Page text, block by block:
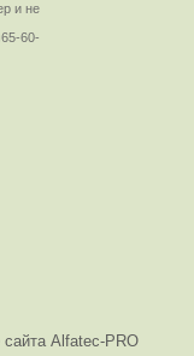
и не
60-
сайта Alfatec-PRO